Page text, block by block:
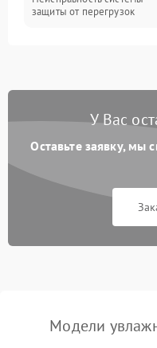
защиты от перегрузок
Поломка системы защиты
от короткого замыкания
защиты от перегрева
Повреждение системы
перенапряжения
У Вас
Оставьте заявку, мы
Модели